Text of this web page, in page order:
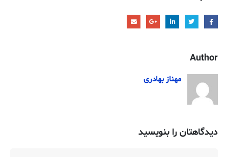
Author
مهناز بهادری
دیدگاهتان را بنویسید